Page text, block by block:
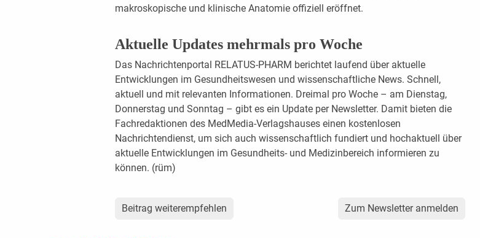
makroskopische und klinische Anatomie offiziell eröffnet.
Aktuelle Updates mehrmals pro Woche
Das Nachrichtenportal RELATUS-PHARM berichtet laufend über aktuelle
Entwicklungen im Gesundheitswesen und wissenschaftliche News. Schnell,
aktuell und mit relevanten Informationen. Dreimal pro Woche – am Dienstag,
Donnerstag und Sonntag – gibt es ein Update per Newsletter. Damit bieten die
Fachredaktionen des MedMedia-Verlagshauses einen kostenlosen
Nachrichtendienst, um sich auch wissenschaftlich fundiert und hochaktuell über
aktuelle Entwicklungen im Gesundheits- und Medizinbereich informieren zu
können. (rüm)
Beitrag weiterempfehlen Zum Newsletter anmelden